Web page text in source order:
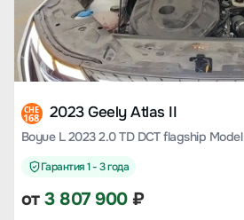
CHE
168 2023 Geely Atlas II
Boyue L 2023 2.0 TD DCT flagship Model
Гарантия 1 - 3 года
от3 807 900₽